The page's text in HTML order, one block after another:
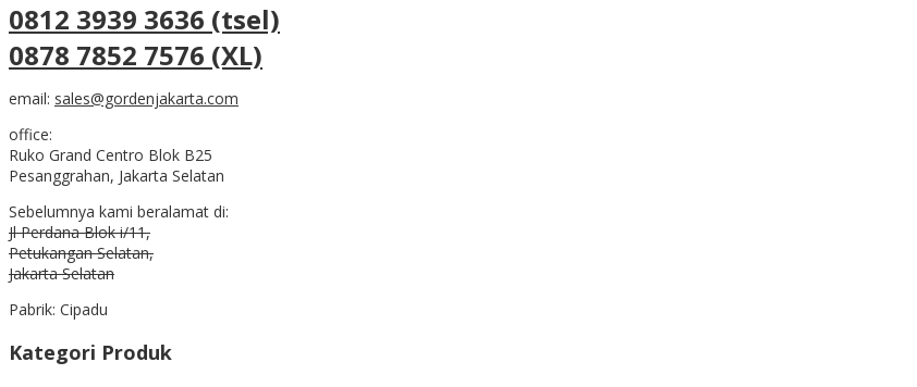
0812 3939 3636 (tsel)
0878 7852 7576 (XL)
email: sales@gordenjakarta.com
office:
Ruko Grand Centro Blok B25
Pesanggrahan, Jakarta Selatan
Sebelumnya kami beralamat di:
Jl Perdana Blok i/11,
Petukangan Selatan,
Jakarta Selatan
Pabrik: Cipadu
Kategori Produk